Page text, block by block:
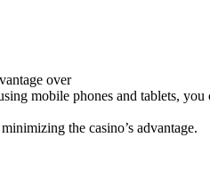
over
mobile phones and tablets,
the casino’s advantage.